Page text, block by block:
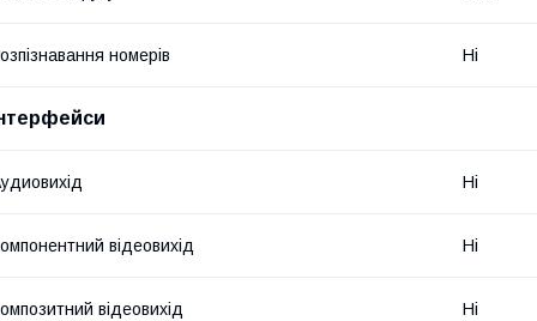
номерів Ні
Ні
відеовихід Ні
відеовихід Ні